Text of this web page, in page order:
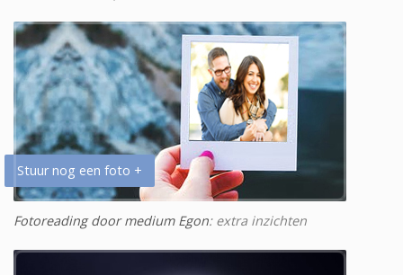
Stuur nog een foto +
Fotoreading door medium Egon: extra inzichten